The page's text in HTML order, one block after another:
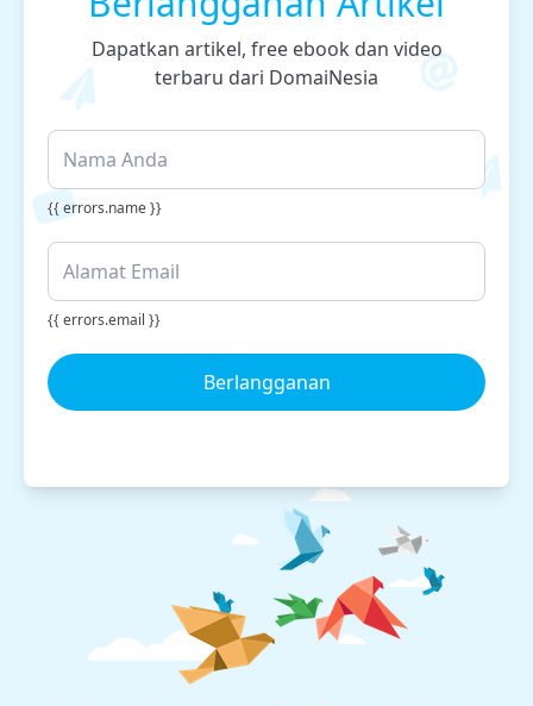
Dapatkan artikel, free ebook dan video
terbaru dari DomaiNesia
{{ errors.name }}
{{ errors.email }}
Berlangganan